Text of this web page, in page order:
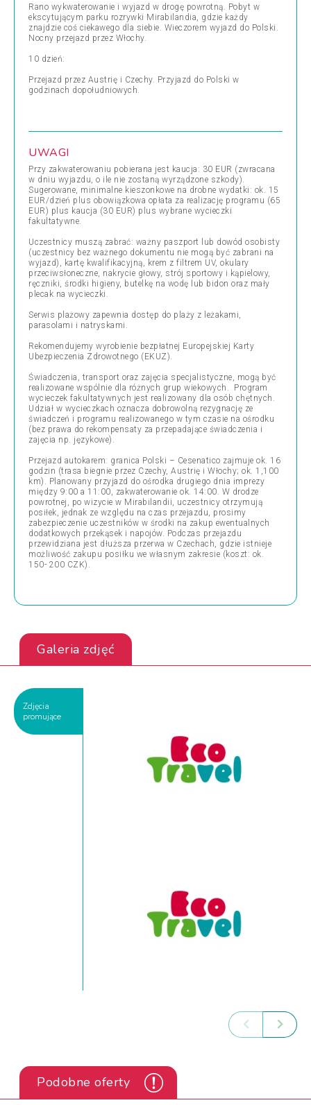
Rano wykwaterowanie i wyjazd w drogę powrotną. Pobyt w
ekscytującym parku rozrywki Mirabilandia, gdzie każdy
znajdzie coś ciekawego dla siebie. Wieczorem wyjazd do Polski.
Nocny przejazd przez Włochy.
10 dzień:
Przejazd przez Austrię i Czechy. Przyjazd do Polski w
godzinach dopołudniowych.
UWAGI
Przy zakwaterowaniu pobierana jest kaucja: 30 EUR (zwracana
w dniu wyjazdu, o ile nie zostaną wyrządzone szkody).
Sugerowane, minimalne kieszonkowe na drobne wydatki: ok. 15
EUR/dzień plus obowiązkowa opłata za realizację programu (65
EUR) plus kaucja (30 EUR) plus wybrane wycieczki
fakultatywne.
Uczestnicy muszą zabrać: ważny paszport lub dowód osobisty
(uczestnicy bez ważnego dokumentu nie mogą być zabrani na
wyjazd), kartę kwalifikacyjną, krem z filtrem UV, okulary
przeciwsłoneczne, nakrycie głowy, strój sportowy i kąpielowy,
ręczniki, środki higieny, butelkę na wodę lub bidon oraz mały
plecak na wycieczki.
Serwis plażowy zapewnia dostęp do plaży z leżakami,
parasolami i natryskami.
Rekomendujemy wyrobienie bezpłatnej Europejskiej Karty
Ubezpieczenia Zdrowotnego (EKUZ).
Świadczenia, transport oraz zajęcia specjalistyczne, mogą być
realizowane wspólnie dla różnych grup wiekowych. Program
wycieczek fakultatywnych jest realizowany dla osób chętnych.
Udział w wycieczkach oznacza dobrowolną rezygnację ze
świadczeń i programu realizowanego w tym czasie na ośrodku
(bez prawa do rekompensaty za przepadające świadczenia i
zajęcia np. językowe).
Przejazd autokarem: granica Polski – Cesenatico zajmuje ok. 16
godzin (trasa biegnie przez Czechy, Austrię i Włochy; ok. 1,100
km). Planowany przyjazd do ośrodka drugiego dnia imprezy
między 9:00 a 11:00, zakwaterowanie ok. 14:00. W drodze
powrotnej, po wizycie w Mirabilandii, uczestnicy otrzymują
posiłek, jednak ze względu na czas przejazdu, prosimy
zabezpieczenie uczestników w środki na zakup ewentualnych
dodatkowych przekąsek i napojów. Podczas przejazdu
przewidziana jest dłuższa przerwa w Czechach, gdzie istnieje
możliwość zakupu posiłku we własnym zakresie (koszt: ok.
150- 200 CZK).
Galeria zdjęć
Zdjęcia
promujące
Podobne oferty